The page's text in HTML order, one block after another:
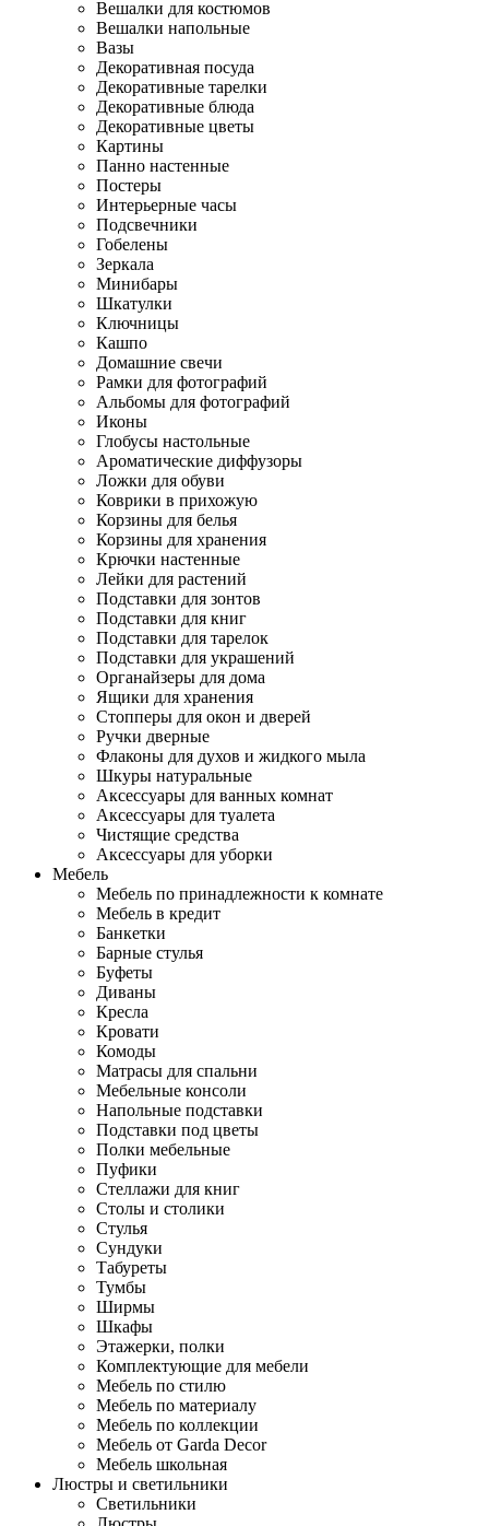
Вешалки для костюмов
Вешалки напольные
Вазы
Декоративная посуда
Декоративные тарелки
Декоративные блюда
Декоративные цветы
Картины
Панно настенные
Постеры
Интерьерные часы
Подсвечники
Гобелены
Зеркала
Минибары
Шкатулки
Ключницы
Кашпо
Домашние свечи
Рамки для фотографий
Альбомы для фотографий
Иконы
Глобусы настольные
Ароматические диффузоры
Ложки для обуви
Коврики в прихожую
Корзины для белья
Корзины для хранения
Крючки настенные
Лейки для растений
Подставки для зонтов
Подставки для книг
Подставки для тарелок
Подставки для украшений
Органайзеры для дома
Ящики для хранения
Стопперы для окон и дверей
Ручки дверные
Флаконы для духов и жидкого мыла
Шкуры натуральные
Аксессуары для ванных комнат
Аксессуары для туалета
Чистящие средства
Аксессуары для уборки
Мебель
Мебель по принадлежности к комнате
Мебель в кредит
Банкетки
Барные стулья
Буфеты
Диваны
Кресла
Кровати
Комоды
Матрасы для спальни
Мебельные консоли
Напольные подставки
Подставки под цветы
Полки мебельные
Пуфики
Стеллажи для книг
Столы и столики
Стулья
Сундуки
Табуреты
Тумбы
Ширмы
Шкафы
Этажерки, полки
Комплектующие для мебели
Мебель по стилю
Мебель по материалу
Мебель по коллекции
Мебель от Garda Decor
Мебель школьная
Люстры и светильники
Светильники